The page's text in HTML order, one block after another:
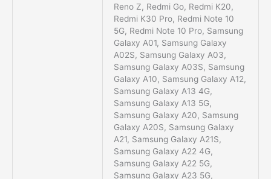
Reno Z, Redmi Go, Redmi K20,
Redmi K30 Pro, Redmi Note 10
5G, Redmi Note 10 Pro, Samsung
Galaxy A01, Samsung Galaxy
A02S, Samsung Galaxy A03,
Samsung Galaxy A03S, Samsung
Galaxy A10, Samsung Galaxy A12,
Samsung Galaxy A13 4G,
Samsung Galaxy A13 5G,
Samsung Galaxy A20, Samsung
Galaxy A20S, Samsung Galaxy
A21, Samsung Galaxy A21S,
Samsung Galaxy A22 4G,
Samsung Galaxy A22 5G,
Samsung Galaxy A23 5G,